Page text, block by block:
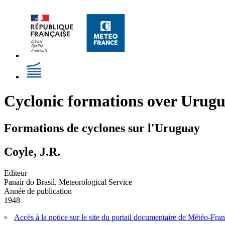
Cyclonic formations over
Formations de cyclones sur l'Uruguay
Coyle, J.R.
Editeur
Panair do Brasil. Meteorological Service
Année de publication
1948
Accès à la notice sur le site du portail documentaire de Météo-